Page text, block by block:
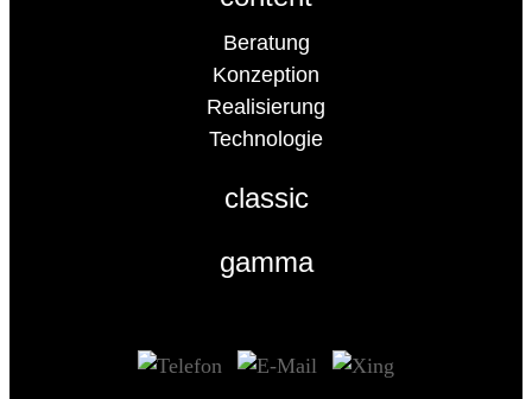
Beratung
Konzeption
Realisierung
Technologie
classic
gamma